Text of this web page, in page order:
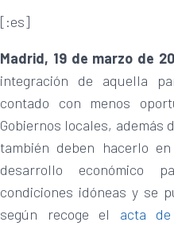
[:es]
Madrid, 19 de marzo de
integración de aquella
contado con menos
Gobiernos locales,
también deben hacerlo
desarrollo económico
condiciones idóneas y se
según recoge el acta